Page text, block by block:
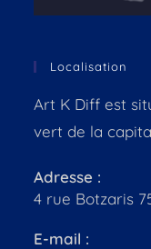
Localisation
Art K Diff est
vert de la
Adresse :
4 rue Botzaris
E-mail :